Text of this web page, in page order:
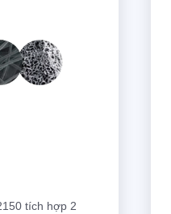
tích hợp 2